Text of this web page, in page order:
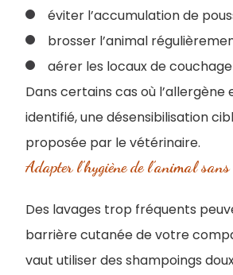
éviter l’accumulation de
brosser l’animal
aérer les locaux de couchage
Dans certains cas où l’allergène
identifié, une désensibilisation
proposée par le vétérinaire.
Adapter l’hygiène de l’animal sans
Des lavages trop fréquents
barrière cutanée de votre
vaut utiliser des shampoings